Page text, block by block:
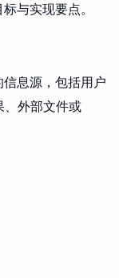
与实现要点。
息源，包括用户
外部文件或